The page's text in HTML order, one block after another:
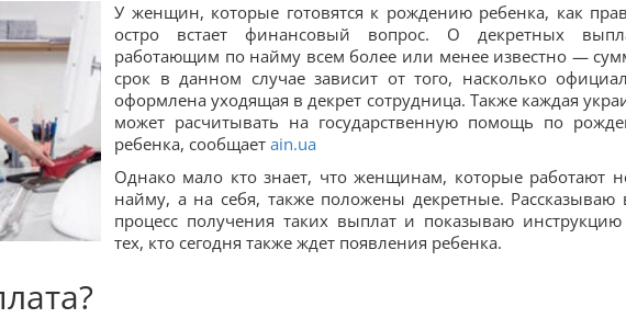
У женщин, которые готовятся к рождению ребенка, как
остро встает финансовый вопрос. О декретных
работающим по найму всем более или менее известно —
срок в данном случае зависит от того, насколько
оформлена уходящая в декрет сотрудница. Также каждая
может расчитывать на государственную помощь по
ребенка, сообщает ain.ua
Однако мало кто знает, что женщинам, которые работают
найму, а на себя, также положены декретные. Рассказываю
процесс получения таких выплат и показываю
тех, кто сегодня также ждет появления ребенка.